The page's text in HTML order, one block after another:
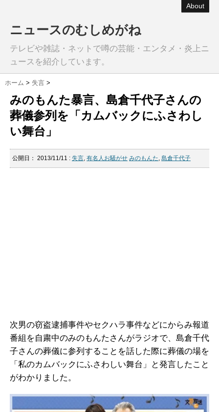
About
ニュースのむしめがね
テレビや雑誌・ネットで噂の芸能・エンタメ・炎上ニ
ュースを紹介しています。
ホーム > 失言 >
みのもんた暴言、島倉千代子さんの
葬儀参列を「カムバックにふさわし
い舞台」
公開日： 2013/11/11 : 失言, 有名人お騒がせ みのもんた, 島倉千代子
次男の窃盗逮捕事件やセクハラ事件などにからみ報道
番組を自粛中のみのもんたさんがラジオで、島倉千代
子さんの葬儀に参列することを話した際に葬儀の場を
「私のカムバックにふさわしい舞台」と発言したこと
がわかりました。